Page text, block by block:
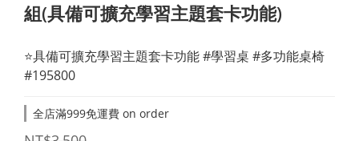
組(具備可擴充學習主題套卡功能)
⭐具備可擴充學習主題套卡功能 #學習桌 #多功能桌椅
#195800
全店滿999免運費 on order